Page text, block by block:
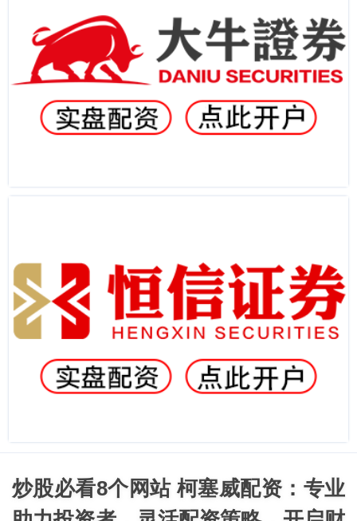
炒股必看8个网站 柯塞威配资：专业